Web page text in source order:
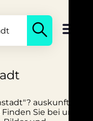
auskunft.de
Sie bei uns